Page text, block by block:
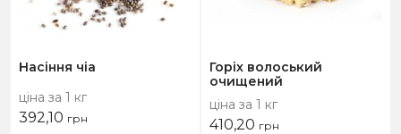
Насіння чіа
ціна за 1 кг
392,10 грн
Горіх волоський
очищений
ціна за 1 кг
410,20 грн